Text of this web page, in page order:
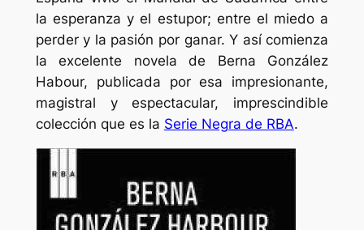
la esperanza y el estupor; entre el miedo a
perder y la pasión por ganar. Y así comienza
la excelente novela de Berna González
Habour, publicada por esa impresionante,
magistral y espectacular, imprescindible
colección que es la Serie Negra de RBA.